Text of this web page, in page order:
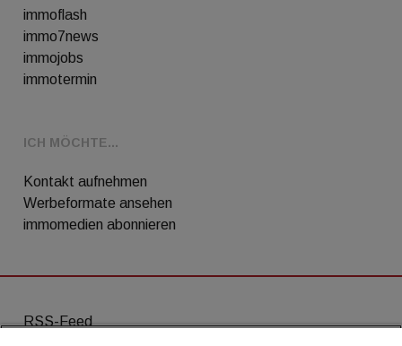
immoflash
immo7news
immojobs
immotermin
ICH MÖCHTE...
Kontakt aufnehmen
Werbeformate ansehen
immomedien abonnieren
RSS-Feed